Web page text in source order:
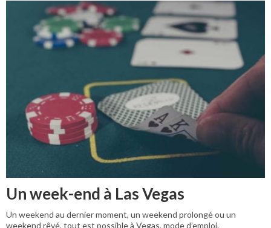
Un week-end à Las Vegas
Un weekend au dernier moment, un weekend prolongé ou un
weekend rêvé, tout est possible à Vegas, mode d’emploi.